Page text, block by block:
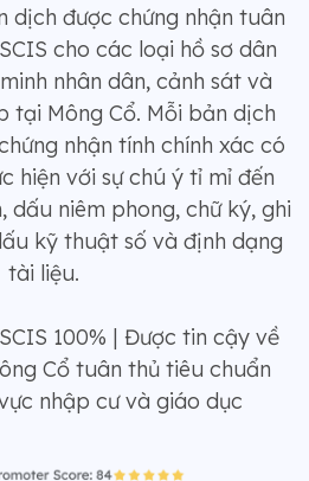
dịch được chứng nhận tuân
cho các loại hồ sơ dân
nhân dân, cảnh sát và
tại Mông Cổ. Mỗi bản dịch
nhận tính chính xác có
hiện với sự chú ý tỉ mỉ đến
dấu niêm phong, chữ ký, ghi
kỹ thuật số và định dạng
tài liệu.
100% | Được tin cậy về
Cổ tuân thủ tiêu chuẩn
nhập cư và giáo dục